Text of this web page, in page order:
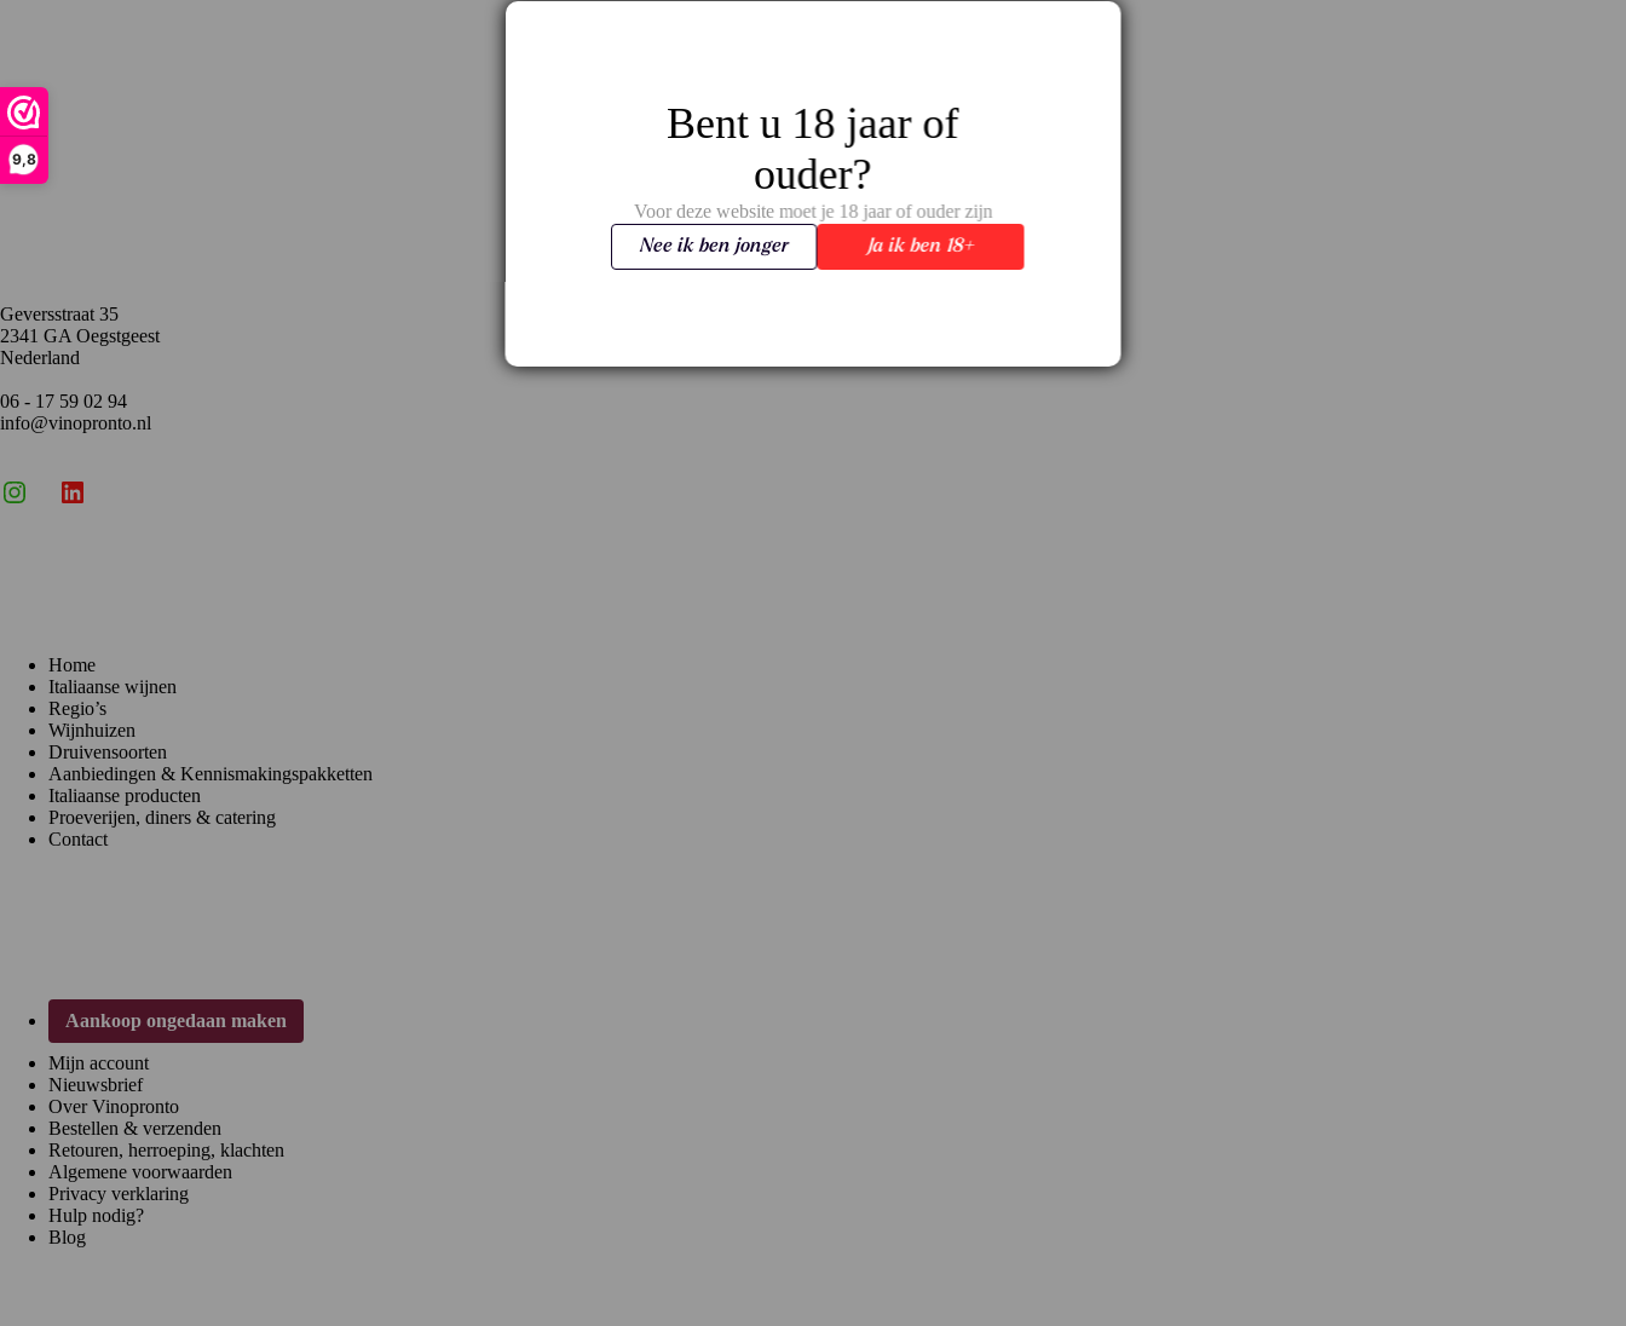
9,8
Geversstraat 35
2341 GA Oegstgeest
Nederland
06 - 17 59 02 94
info@vinopronto.nl
InstagramLinkedIn
Home
Italiaanse wijnen
Regio’s
Wijnhuizen
Druivensoorten
Aanbiedingen & Kennismakingspakketten
Italiaanse producten
Proeverijen, diners & catering
Contact
Aankoop ongedaan maken
Mijn account
Nieuwsbrief
Over Vinopronto
Bestellen & verzenden
Retouren, herroeping, klachten
Algemene voorwaarden
Privacy verklaring
Hulp nodig?
Blog
Bent u 18 jaar of
ouder?
Voor deze website moet je 18 jaar of ouder zijn
Ja ik ben 18+
Nee ik ben jonger